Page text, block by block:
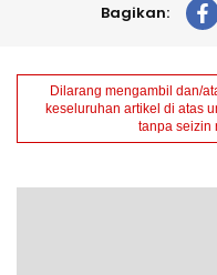
Bagikan:
Dilarang mengambil dan/
keseluruhan artikel di atas
tanpa seizin